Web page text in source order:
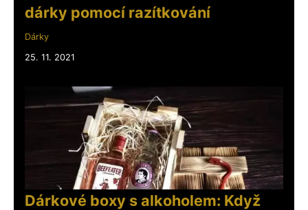
dárky pomocí razítkování
Dárky
25. 11. 2021
Dárkové boxy s alkoholem: Když